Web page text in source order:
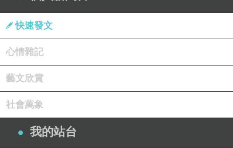
快速發文
心情雜記
藝文欣賞
社會萬象
我的站台